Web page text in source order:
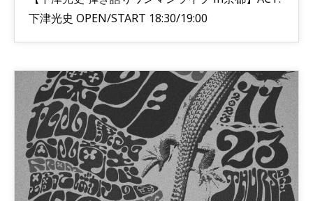
下津光史 OPEN/START 18:30/19:00